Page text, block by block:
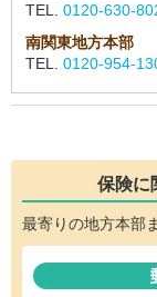
TEL. 0120-630-
南関東地方本部
TEL. 0120-954-
保険に
最寄りの地方本部